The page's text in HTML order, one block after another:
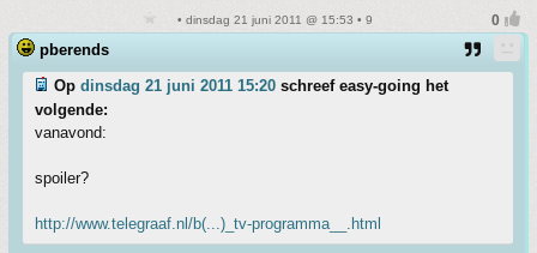
• dinsdag 21 juni 2011 @ 15:53 • 9
pberends
Op dinsdag 21 juni 2011 15:20 schreef easy-going het
volgende:
vanavond:
spoiler?
http://www.telegraaf.nl/b(...)_tv-programma__.html